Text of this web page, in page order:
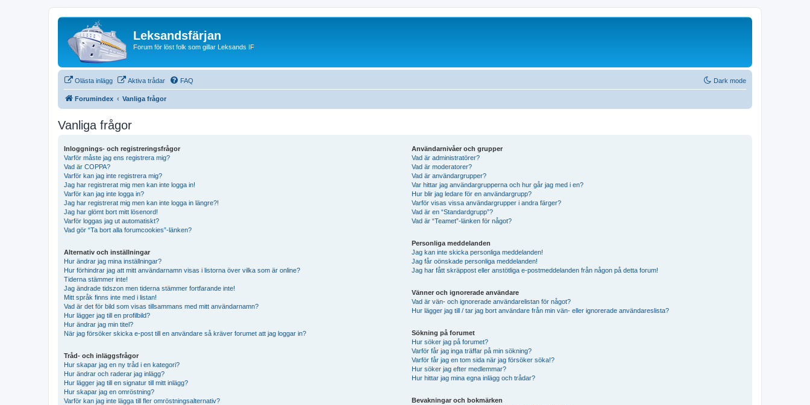
Leksandsfärjan
Forum för löst folk som gillar Leksands IF
Dark mode
Olästa inlägg Aktiva trådar FAQ
Forumindex Vanliga frågor
Vanliga frågor
Inloggnings- och registreringsfrågor
Varför måste jag ens registrera mig?
Vad är COPPA?
Varför kan jag inte registrera mig?
Jag har registrerat mig men kan inte logga in!
Varför kan jag inte logga in?
Jag har registrerat mig men kan inte logga in längre?!
Jag har glömt bort mitt lösenord!
Varför loggas jag ut automatiskt?
Vad gör “Ta bort alla forumcookies”-länken?
Alternativ och inställningar
Hur ändrar jag mina inställningar?
Hur förhindrar jag att mitt användarnamn visas i listorna över vilka som är online?
Tiderna stämmer inte!
Jag ändrade tidszon men tiderna stämmer fortfarande inte!
Mitt språk finns inte med i listan!
Vad är det för bild som visas tillsammans med mitt användarnamn?
Hur lägger jag till en profilbild?
Hur ändrar jag min titel?
När jag försöker skicka e-post till en användare så kräver forumet att jag loggar in?
Tråd- och inläggsfrågor
Hur skapar jag en ny tråd i en kategori?
Hur ändrar och raderar jag inlägg?
Hur lägger jag till en signatur till mitt inlägg?
Hur skapar jag en omröstning?
Varför kan jag inte lägga till fler omröstningsalternativ?
Användarnivåer och grupper
Vad är administratörer?
Vad är moderatorer?
Vad är användargrupper?
Var hittar jag användargrupperna och hur går jag med i en?
Hur blir jag ledare för en användargrupp?
Varför visas vissa användargrupper i andra färger?
Vad är en “Standardgrupp”?
Vad är “Teamet”-länken för något?
Personliga meddelanden
Jag kan inte skicka personliga meddelanden!
Jag får oönskade personliga meddelanden!
Jag har fått skräppost eller anstötliga e-postmeddelanden från någon på detta forum!
Vänner och ignorerade användare
Vad är vän- och ignorerade användarelistan för något?
Hur lägger jag till / tar jag bort användare från min vän- eller ignorerade användareslista?
Sökning på forumet
Hur söker jag på forumet?
Varför får jag inga träffar på min sökning?
Varför får jag en tom sida när jag försöker söka!?
Hur söker jag efter medlemmar?
Hur hittar jag mina egna inlägg och trådar?
Bevakningar och bokmärken